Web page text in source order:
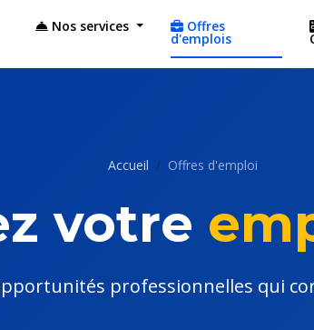
Nos services Offres
d'emplois
Accueil Offres d'emploi
votre
professionnelles qui